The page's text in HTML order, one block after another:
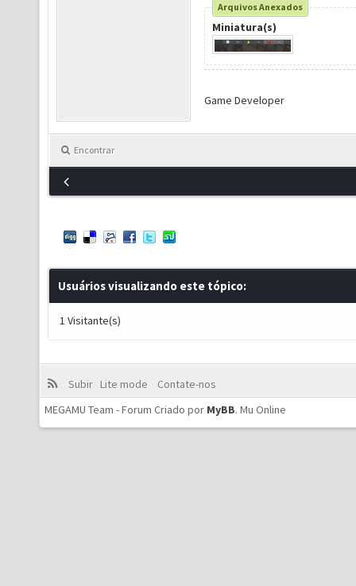
Arquivos Anexados
Miniatura(s)
Game Developer
Encontrar
Usuários visualizando este tópico:
1 Visitante(s)
Subir Lite mode
Contate-nos
MEGAMU Team - Forum Criado por MyBB. Mu Online